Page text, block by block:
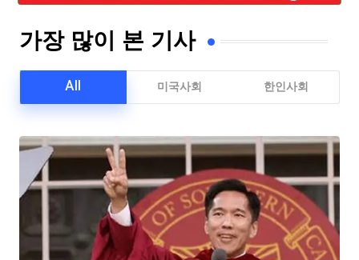
가장 많이 본 기사
All 미국사회 한인사회